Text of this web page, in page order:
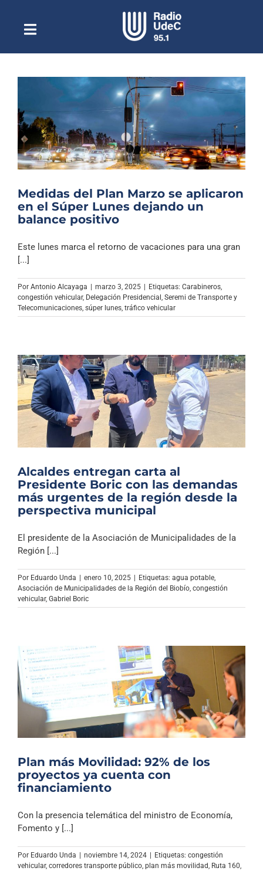
contenidoToggle
NavigationEscuchar Radio UdeC en vivo
Quiénes Somos
Programación
Podcast
Noticias
Columnas
Música Clásica
Especiales
Medidas del Plan Marzo se aplicaron
en el Súper Lunes dejando un
balance positivo
Este lunes marca el retorno de vacaciones para una gran
[...]
Por Antonio Alcayaga | marzo 3, 2025 | Etiquetas: Carabineros
congestión vehicular, Delegación Presidencial Seremi de Transporte y
Telecomunicaciones súper lunes tráfico vehicular
Alcaldes entregan carta al
Presidente Boric con las demandas
más urgentes de la región desde la
perspectiva municipal
El presidente de la Asociación de Municipalidades de la
Región [...]
Por Eduardo Unda | enero 10, 2025 | Etiquetas: agua potable
Asociación de Municipalidades de la Región del Biobío congestión
vehicular, Gabriel Boric
Plan más Movilidad: 92% de los
proyectos ya cuenta con
financiamiento
Con la presencia telemática del ministro de Economía,
Fomento y [...]
Por Eduardo Unda noviembre 14, 2024 Etiquetas: congestión
vehicular, corredores transporte público, plan más movilidad, Ruta 160,